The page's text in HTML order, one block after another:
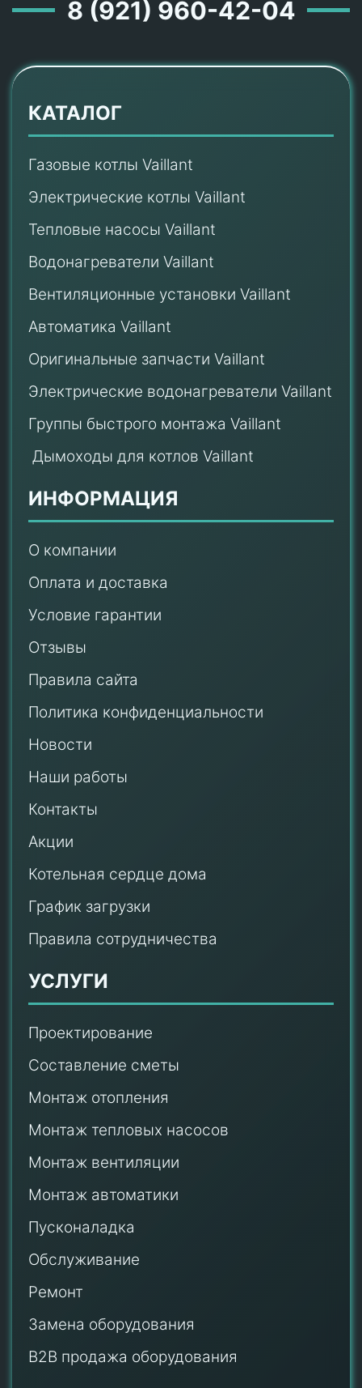
8 (921) 960-42-04
КАТАЛОГ
Газовые котлы Vaillant
Электрические котлы Vaillant
Тепловые насосы Vaillant
Водонагреватели Vaillant
Вентиляционные установки Vaillant
Автоматика Vaillant
Оригинальные запчасти Vaillant
Электрические водонагреватели Vaillant
Группы быстрого монтажа Vaillant
Дымоходы для котлов Vaillant
ИНФОРМАЦИЯ
О компании
Оплата и доставка
Условие гарантии
Отзывы
Правила сайта
Политика конфиденциальности
Новости
Наши работы
Контакты
Акции
Котельная сердце дома
График загрузки
Правила сотрудничества
УСЛУГИ
Проектирование
Составление сметы
Монтаж отопления
Монтаж тепловых насосов
Монтаж вентиляции
Монтаж автоматики
Пусконаладка
Обслуживание
Ремонт
Замена оборудования
B2B продажа оборудования